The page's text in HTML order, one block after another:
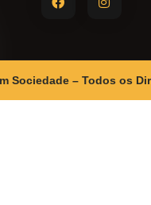
Sociedade – Todos os